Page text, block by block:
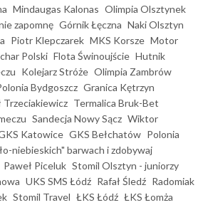
Mindaugas Kalonas Olimpia Olsztynek
zapomnę Górnik Łęczna Naki Olsztyn
Piotr Klepczarek MKS Korsze Motor
Polski Flota Świnoujście Hutnik
Kolejarz Stróże Olimpia Zambrów
Bydgoszcz Granica Kętrzyn
Trzeciakiewicz Termalica Bruk-Bet
Sandecja Nowy Sącz Wiktor
Katowice GKS Bełchatów Polonia
niebieskich" barwach i zdobywaj
Paweł Piceluk Stomil Olsztyn - juniorzy
UKS SMS Łódź Rafał Śledź Radomiak
Stomil Travel ŁKS Łódź ŁKS Łomża